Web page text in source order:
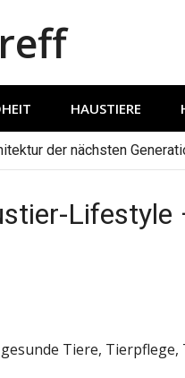
HAUSTIERE
der nächsten
Lifestyle
Tiere, Tierpflege,